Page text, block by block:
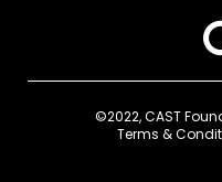
©2022, CAST
Terms &